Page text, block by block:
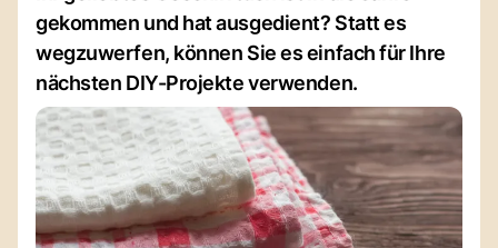
gekommen und hat ausgedient? Statt es
wegzuwerfen, können Sie es einfach für Ihre
nächsten DIY-Projekte verwenden.